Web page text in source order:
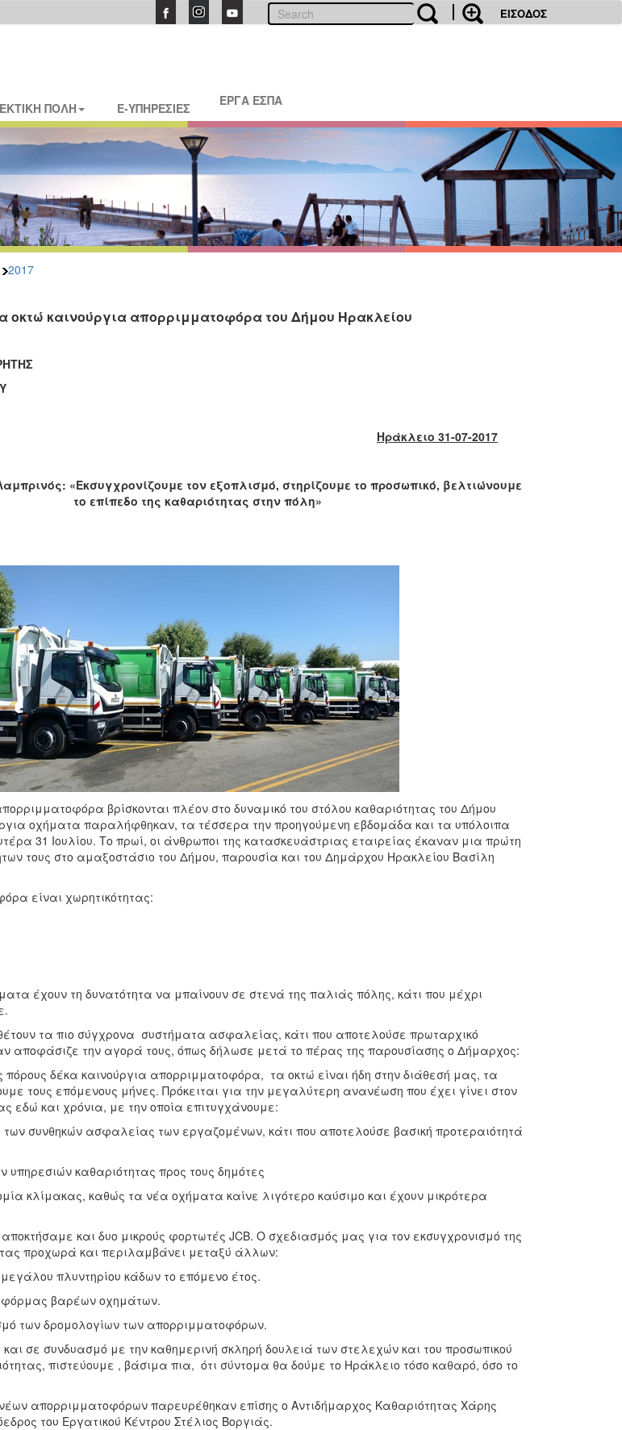
ΕΙΣΟΔΟΣ
ΠΟΛΗ E-ΥΠΗΡΕΣΙΕΣ ΕΡΓΑ ΕΣΠΑ
2017
οκτώ καινούργια απορριμματοφόρα του Δήμου Ηρακλείου
Ηράκλειο 31-07-2017
«Εκσυγχρονίζουμε τον εξοπλισμό, στηρίζουμε το προσωπικό, βελτιώνουμε
το επίπεδο της καθαριότητας στην πόλη»
βρίσκονται πλέον στο δυναμικό του στόλου καθαριότητας του Δήμου
οχήματα παραλήφθηκαν, τα τέσσερα την προηγούμενη εβδομάδα και τα υπόλοιπα
31 Ιουλίου. Το πρωί, οι άνθρωποι της κατασκευάστριας εταιρείας έκαναν μια πρώτη
τους στο αμαξοστάσιο του Δήμου, παρουσία και του Δημάρχου Ηρακλείου Βασίλη
είναι χωρητικότητας:
έχουν τη δυνατότητα να μπαίνουν σε στενά της παλιάς πόλης, κάτι που μέχρι
τα πιο σύγχρονα συστήματα ασφαλείας, κάτι που αποτελούσε πρωταρχικό
αποφάσιζε την αγορά τους, όπως δήλωσε μετά το πέρας της παρουσίασης ο Δήμαρχος:
πόρους δέκα καινούργια απορριμματοφόρα, τα οκτώ είναι ήδη στην διάθεσή μας, τα
τους επόμενους μήνες. Πρόκειται για την μεγαλύτερη ανανέωση που έχει γίνει στον
εδώ και χρόνια, με την οποία επιτυγχάνουμε:
συνθηκών ασφαλείας των εργαζομένων, κάτι που αποτελούσε βασική προτεραιότητά
καθαριότητας προς τους δημότες
κλίμακας, καθώς τα νέα οχήματα καίνε λιγότερο καύσιμο και έχουν μικρότερα
και δυο μικρούς φορτωτές JCB. Ο σχεδιασμός μας για τον εκσυγχρονισμό της
προχωρά και περιλαμβάνει μεταξύ άλλων:
πλυντηρίου κάδων το επόμενο έτος.
βαρέων οχημάτων.
δρομολογίων των απορριμματοφόρων.
σε συνδυασμό με την καθημερινή σκληρή δουλειά των στελεχών και του προσωπικού
πιστεύουμε , βάσιμα πια, ότι σύντομα θα δούμε το Ηράκλειο τόσο καθαρό, όσο το
απορριμματοφόρων παρευρέθηκαν επίσης ο Αντιδήμαρχος Καθαριότητας Χάρης
του Εργατικού Κέντρου Στέλιος Βοργιάς.